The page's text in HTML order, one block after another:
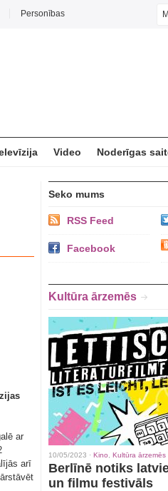
Personības
Video Noderīgas
ar
arī
Seko mums
RSS Feed
Facebook
Kultūra ārzemēs
10/05/2023 · Kino Kultūra ārzemēs
Berlīnē notiks
un filmu festivāls